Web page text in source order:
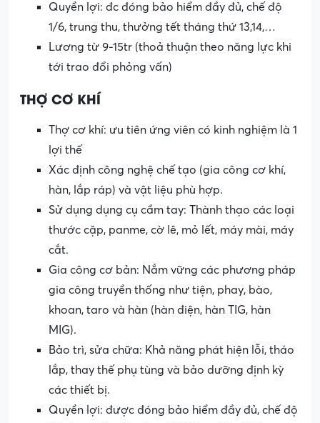
Quyền lợi: đc đóng bảo hiểm đầy đủ, chế độ
1/6, trung thu, thưởng tết tháng thứ 13,14,…
Lương từ 9-15tr (thoả thuận theo năng lực khi
tới trao đổi phỏng vấn)
THỢ CƠ KHÍ
Thợ cơ khí: ưu tiên ứng viên có kinh nghiệm là 1
lợi thế
Xác định công nghệ chế tạo (gia công cơ khí,
hàn, lắp ráp) và vật liệu phù hợp.
Sử dụng dụng cụ cầm tay: Thành thạo các loại
thước cặp, panme, cờ lê, mỏ lết, máy mài, máy
cắt.
Gia công cơ bản: Nắm vững các phương pháp
gia công truyền thống như tiện, phay, bào,
khoan, taro và hàn (hàn điện, hàn TIG, hàn
MIG).
Bảo trì, sửa chữa: Khả năng phát hiện lỗi, tháo
lắp, thay thế phụ tùng và bảo dưỡng định kỳ
các thiết bị.
Quyền lợi: được đóng bảo hiểm đầy đủ, chế độ